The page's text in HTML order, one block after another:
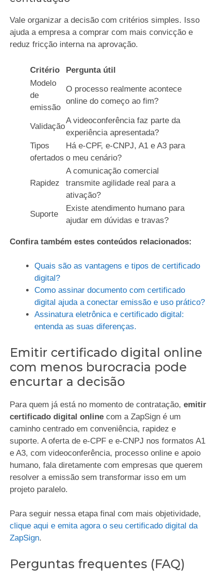
Vale organizar a decisão com critérios simples. Isso
ajuda a empresa a comprar com mais convicção e
reduz fricção interna na aprovação.
Critério
Pergunta útil
Modelo
de
emissão
O processo realmente acontece
online do começo ao fim?
Validação
A videoconferência faz parte da
experiência apresentada?
Tipos
ofertados
Há e-CPF, e-CNPJ, A1 e A3 para
o meu cenário?
Rapidez
A comunicação comercial
transmite agilidade real para a
ativação?
Suporte
Existe atendimento humano para
ajudar em dúvidas e travas?
Confira também estes conteúdos relacionados:
Quais são as vantagens e tipos de certificado
digital?
Como assinar documento com certificado
digital ajuda a conectar emissão e uso prático?
Assinatura eletrônica e certificado digital:
entenda as suas diferenças.
Emitir certificado digital online
com menos burocracia pode
encurtar a decisão
Para quem já está no momento de contratação, emitir
certificado digital online com a ZapSign é um
caminho centrado em conveniência, rapidez e
suporte. A oferta de e-CPF e e-CNPJ nos formatos A1
e A3, com videoconferência, processo online e apoio
humano, fala diretamente com empresas que querem
resolver a emissão sem transformar isso em um
projeto paralelo.
Para seguir nessa etapa final com mais objetividade,
clique aqui e emita agora o seu certificado digital da
ZapSign.
Perguntas frequentes (FAQ)